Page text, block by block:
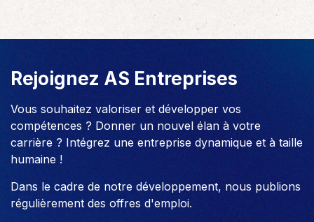
Rejoignez AS Entreprises
Vous souhaitez valoriser et développer vos
compétences ? Donner un nouvel élan à votre
carrière ? Intégrez une entreprise dynamique et à taille
humaine !
Dans le cadre de notre développement, nous publions
régulièrement des offres d'emploi.